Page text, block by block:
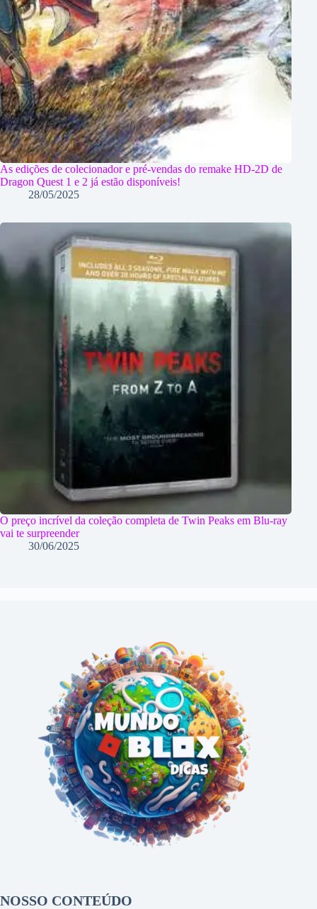
As edições de colecionador e pré-vendas do remake HD-2D de
Dragon Quest 1 e 2 já estão disponíveis!
28/05/2025
O preço incrível da coleção completa de Twin Peaks em Blu-ray
vai te surpreender
30/06/2025
NOSSO CONTEÚDO